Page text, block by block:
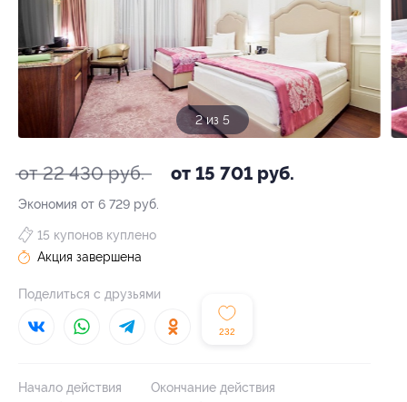
3 из 5
от 22 430 руб. от 15 701 руб.
Экономия от 6 729 руб.
232
15 купонов куплено
Акция завершена
Поделиться с друзьями
Начало действия Окончание действия